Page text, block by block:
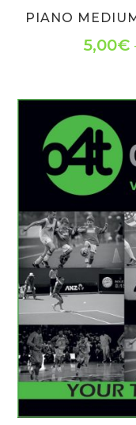
PIANO
5,00€